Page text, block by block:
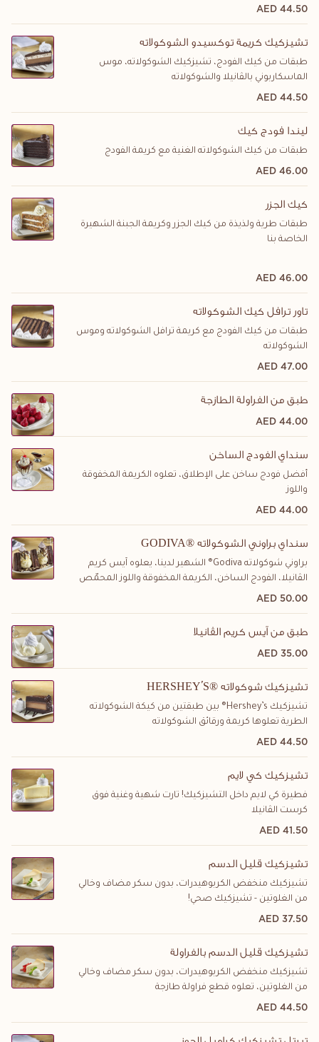
44.50 AED
تشيزكيك كريمة توكسيدو الشوكولاته
طبقات من كيك الفودج، تشيزكيك الشوكولاته، موس
الماسكاربوني بالڤانيلا والشوكولاته
44.50 AED
ليندا فودج كيك
طبقات من كيك الشوكولاته الغنية مع كريمة الفودج
46.00 AED
كيك الجزر
طبقات طرية ولذيذة من كيك الجزر وكريمة الجبنة الشهيرة
الخاصة بنا
46.00 AED
تاور ترافل كيك الشوكولاته
طبقات من كيك الفودج مع كريمة ترافل الشوكولاته وموس
الشوكولاته
47.00 AED
طبق من الفراولة الطازجة
44.00 AED
سنداي الفودج الساخن
أفضل فودج ساخن على الإطلاق، تعلوه الكريمة المخفوقة
واللوز
44.00 AED
GODIVA® سنداي براوني الشوكولاته
براوني شوكولاته Godiva® الشهير لدينا، يعلوه آيس كريم
الڤانيلا، الفودج الساخن، الكريمة المخفوقة واللوز المحمّص
50.00 AED
طبق من آيس كريم الڤانيلا
35.00 AED
HERSHEY'S® تشيزكيك شوكولاته
تشيزكيك Hershey’s® بين طبقتين من كيكة الشوكولاته
الطرية تعلوها كريمة ورقائق الشوكولاته
44.50 AED
تشيزكيك كي لايم
فطيرة كي لايم داخل التشيزكيك! تارت شهية وغنية فوق
كرست الڤانيلا
41.50 AED
تشيزكيك قليل الدسم
تشيزكيك منخفض الكربوهيدرات، بدون سكر مضاف وخالي
من الغلوتين - تشيزكيك صحي!
37.50 AED
تشيزكيك قليل الدسم بالفراولة
تشيزكيك منخفض الكربوهيدرات، بدون سكر مضاف وخالي
من الغلوتين، تعلوه قطع فراولة طازجة
44.50 AED